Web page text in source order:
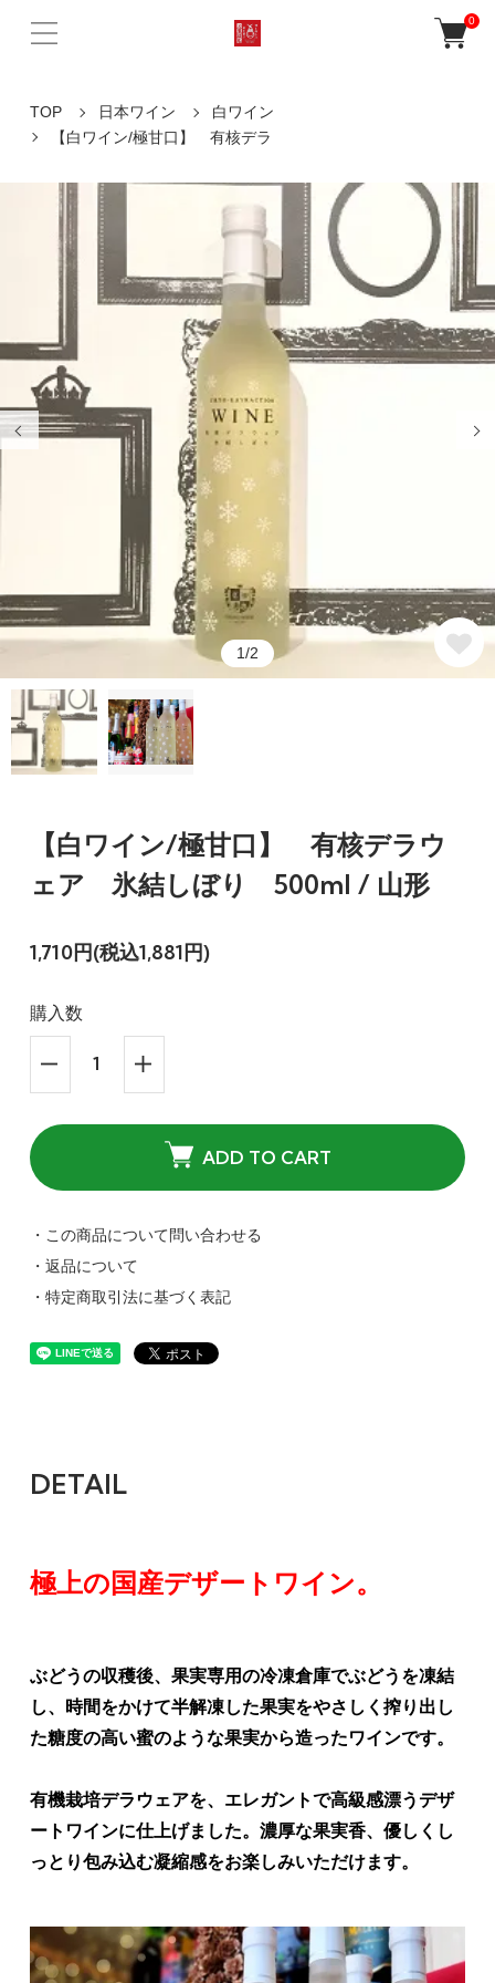
0
TOP 日本ワイン
白ワイン
【白ワイン/極甘口】 有核デラ
1/2
【白ワイン/極甘口】 有核デラウ
ェア 氷結しぼり 500ml / 山形
1,710円(税込1,881円)
購入数
ADD TO CART
・この商品について問い合わせる
・返品について
・特定商取引法に基づく表記
DETAIL
極上の国産デザートワイン。
ぶどうの収穫後、果実専用の冷凍倉庫でぶどうを凍結
し、時間をかけて半解凍した果実をやさしく搾り出し
た糖度の高い蜜のような果実から造ったワインです。
有機栽培デラウェアを、エレガントで高級感漂うデザ
ートワインに仕上げました。濃厚な果実香、優しくし
っとり包み込む凝縮感をお楽しみいただけます。